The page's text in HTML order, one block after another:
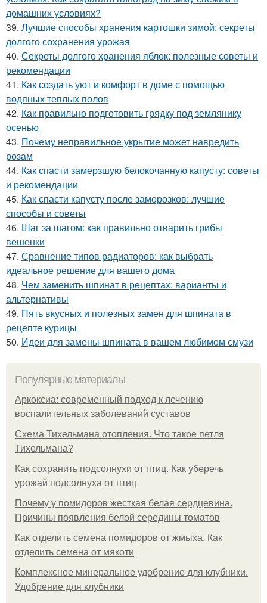
домашних условиях?
39. Лучшие способы хранения картошки зимой: секреты
долгого сохранения урожая
40. Секреты долгого хранения яблок: полезные советы и
рекомендации
41. Как создать уют и комфорт в доме с помощью
водяных теплых полов
42. Как правильно подготовить грядку под землянику
осенью
43. Почему неправильное укрытие может навредить
розам
44. Как спасти замерзшую белокочанную капусту: советы
и рекомендации
45. Как спасти капусту после заморозков: лучшие
способы и советы
46. Шаг за шагом: как правильно отварить грибы
вешенки
47. Сравнение типов радиаторов: как выбрать
идеальное решение для вашего дома
48. Чем заменить шпинат в рецептах: варианты и
альтернативы
49. Пять вкусных и полезных замен для шпината в
рецепте курицы
50. Идеи для замены шпината в вашем любимом смузи
Популярные материалы
Аркоксиа: современный подход к лечению
воспалительных заболеваний суставов
Схема Тихельмана отопления. Что такое петля
Тихельмана?
Как сохранить подсолнухи от птиц. Как уберечь
урожай подсолнуха от птиц
Почему у помидоров жесткая белая сердцевина.
Причины появления белой середины томатов
Как отделить семена помидоров от жмыха. Как
отделить семена от мякоти
Комплексное минеральное удобрение для клубники.
Удобрение для клубники